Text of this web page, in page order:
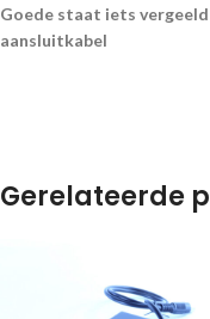
Goede staat iets
aansluitkabel
Gerelateerde